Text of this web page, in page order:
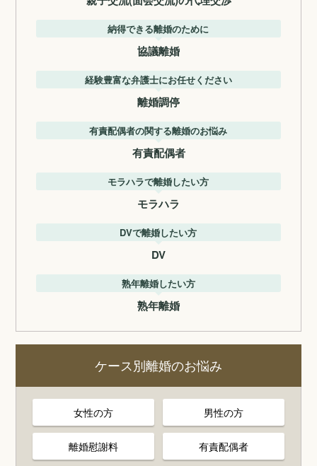
納得できる離婚のために
協議離婚
経験豊富な弁護士にお任せください
離婚調停
有責配偶者の関する離婚のお悩み
有責配偶者
モラハラで離婚したい方
モラハラ
DVで離婚したい方
DV
熟年離婚したい方
熟年離婚
ケース別離婚のお悩み
女性の方 男性の方
離婚慰謝料 有責配偶者